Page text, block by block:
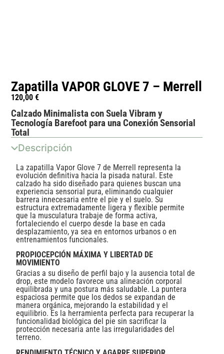
Zapatilla VAPOR GLOVE 7 – Merrell
120,00€
Calzado Minimalista con Suela Vibram y
Tecnología Barefoot para una Conexión Sensorial
Total
Descripción
La zapatilla Vapor Glove 7 de Merrell representa la
evolución definitiva hacia la pisada natural. Este
calzado ha sido diseñado para quienes buscan una
experiencia sensorial pura, eliminando cualquier
barrera innecesaria entre el pie y el suelo. Su
estructura extremadamente ligera y flexible permite
que la musculatura trabaje de forma activa,
fortaleciendo el cuerpo desde la base en cada
desplazamiento, ya sea en entornos urbanos o en
entrenamientos funcionales.
PROPIOCEPCIÓN MÁXIMA Y LIBERTAD DE
MOVIMIENTO
Gracias a su diseño de perfil bajo y la ausencia total de
drop, este modelo favorece una alineación corporal
equilibrada y una postura más saludable. La puntera
espaciosa permite que los dedos se expandan de
manera orgánica, mejorando la estabilidad y el
equilibrio. Es la herramienta perfecta para recuperar la
funcionalidad biológica del pie sin sacrificar la
protección necesaria ante las irregularidades del
terreno.